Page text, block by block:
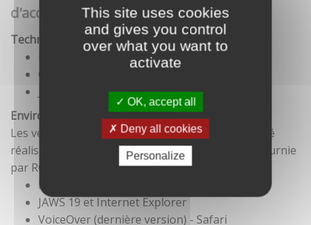
This site uses cookies
and gives you control
over what you want to
activate
OK, accept all
Deny all cookies
Personalize
d'accessibilité
Technologies utilisées pour la réalisation du site
CSS
Environnement de test
Les vérifications de restitution de contenus ont été
réalisées conformément à la base de référence fournie
par RGAA 3.
Firefox et NVDA
JAWS 19 et Internet Explorer
VoiceOver (dernière version) - Safari